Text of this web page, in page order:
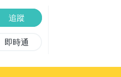
追蹤
即時通